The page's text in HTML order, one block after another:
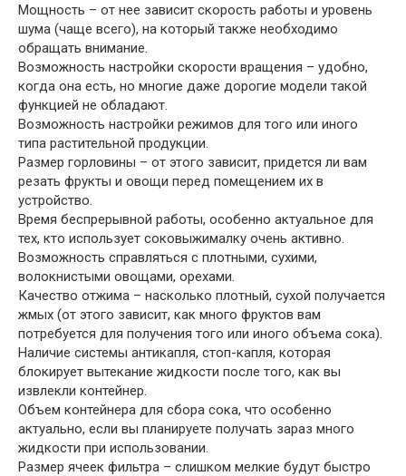
Мощность – от нее зависит скорость работы и уровень
шума (чаще всего), на который также необходимо
обращать внимание.
Возможность настройки скорости вращения – удобно,
когда она есть, но многие даже дорогие модели такой
функцией не обладают.
Возможность настройки режимов для того или иного
типа растительной продукции.
Размер горловины – от этого зависит, придется ли вам
резать фрукты и овощи перед помещением их в
устройство.
Время беспрерывной работы, особенно актуальное для
тех, кто использует соковыжималку очень активно.
Возможность справляться с плотными, сухими,
волокнистыми овощами, орехами.
Качество отжима – насколько плотный, сухой получается
жмых (от этого зависит, как много фруктов вам
потребуется для получения того или иного объема сока).
Наличие системы антикапля, стоп-капля, которая
блокирует вытекание жидкости после того, как вы
извлекли контейнер.
Объем контейнера для сбора сока, что особенно
актуально, если вы планируете получать зараз много
жидкости при использовании.
Размер ячеек фильтра – слишком мелкие будут быстро